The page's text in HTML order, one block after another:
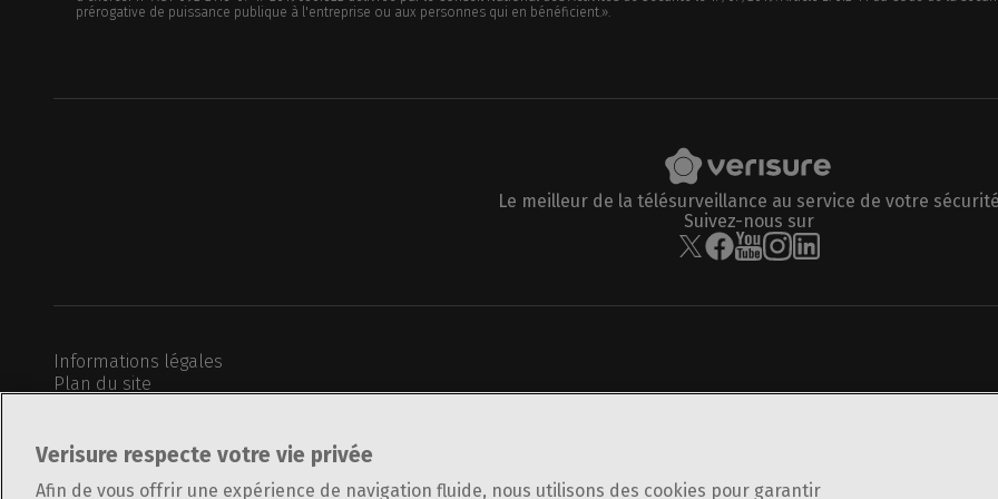
prérogative de puissance publique à l'entreprise ou aux personnes qui en bénéficient.».
Le meilleur de la télésurveillance au service de votre sécurité
Suivez-nous sur
Informations légales
Plan du site
Politique de divulgation responsable
Verisure respecte votre vie privée
Afin de vous offrir une expérience de navigation fluide, nous utilisons des cookies pour garantir